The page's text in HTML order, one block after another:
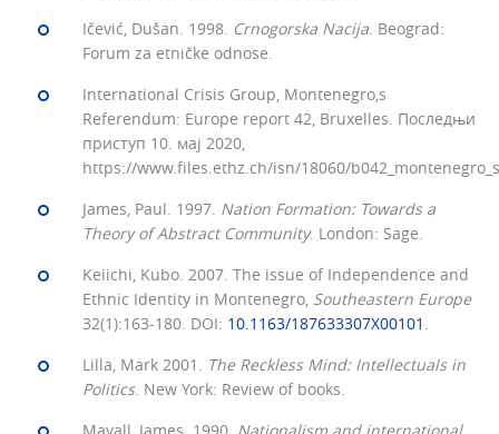
Ičević, Dušan. 1998. Crnogorska Nacija. Beograd:
Forum za etničke odnose.
International Crisis Group, Montenegro,s
Referendum: Europe report 42, Bruxelles. Последњи
приступ 10. мај 2020,
https://www.files.ethz.ch/isn/18060/
James, Paul. 1997. Nation Formation: Towards a
Theory of Abstract Community. London: Sage.
Keiichi, Kubo. 2007. The issue of Independence and
Ethnic Identity in Montenegro, Southeastern Europe
32(1):163-180. DOI: 10.1163/187633307X00101 .
Lilla, Mark 2001. The Reckless Mind: Intellectuals in
Politics. New York: Review of books.